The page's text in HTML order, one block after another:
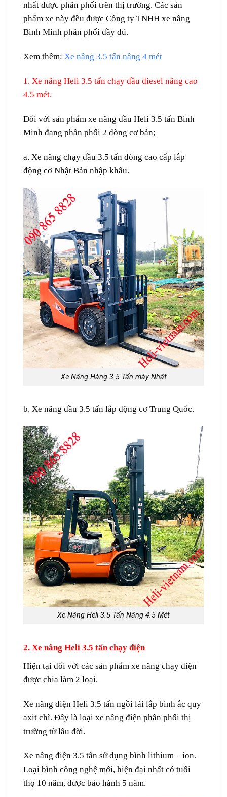
nhất được phân phối trên thị trường. Các sản
phẩm xe này đều được Công ty TNHH xe nâng
Bình Minh phân phối đầy đủ.
Xem thêm: Xe nâng 3.5 tấn nâng 4 mét
1. Xe nâng Heli 3.5 tấn chạy dầu diesel nâng cao
4.5 mét.
Đối với sản phẩm xe nâng dầu Heli 3.5 tấn Bình
Minh đang phân phối 2 dòng cơ bản;
a. Xe nâng chạy dầu 3.5 tấn dòng cao cấp lắp
động cơ Nhật Bản nhập khẩu.
Xe Nâng Hàng 3.5 Tấn máy Nhật
b. Xe nâng dầu 3.5 tấn lắp động cơ Trung Quốc.
Xe Nâng Heli 3.5 Tấn Nâng 4.5 Mét
2. Xe nâng Heli 3.5 tấn chạy điện
Hiện tại đối với các sản phẩm xe nâng chạy điện
được chia làm 2 loại.
Xe nâng điện Heli 3.5 tấn ngồi lái lắp bình ắc quy
axit chì. Đây là loại xe nâng điện phân phối thị
trường từ lâu đời.
Xe nâng điện 3.5 tấn sử dụng bình lithium – ion.
Loại bình công nghệ mới, hiện đại nhất có tuổi
thọ 10 năm, được bảo hành 5 năm.